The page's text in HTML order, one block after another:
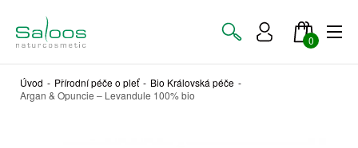
0
Úvod - Přírodní péče o pleť - Bio Královská péče -
Argan & Opuncie – Levandule 100% bio